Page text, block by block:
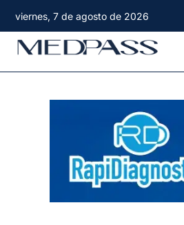
viernes, 7 de agosto de 2026